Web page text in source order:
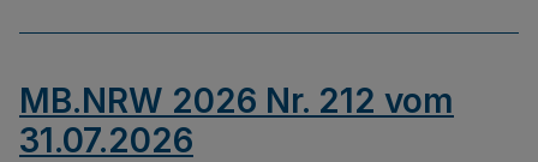
MB.NRW 2026 Nr. 212 vom
31.07.2026